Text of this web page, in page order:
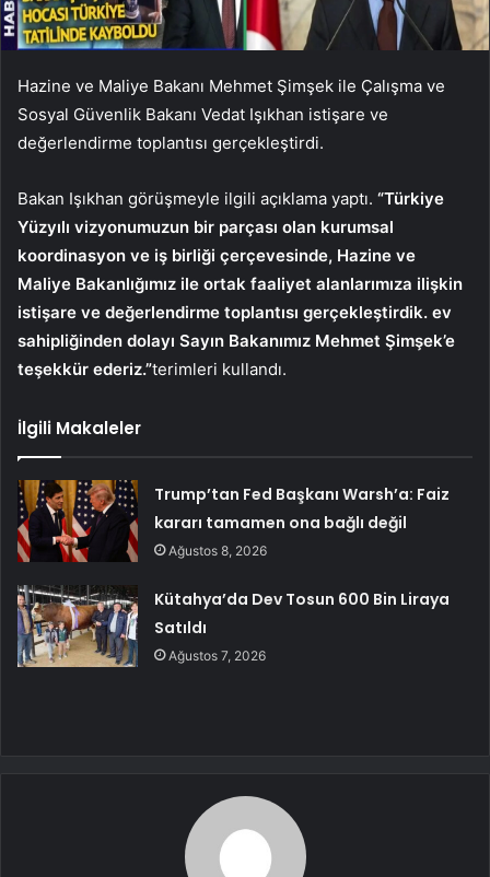
Hazine ve Maliye Bakanı Mehmet Şimşek ile Çalışma ve
Sosyal Güvenlik Bakanı Vedat Işıkhan istişare ve
değerlendirme toplantısı gerçekleştirdi.
Bakan Işıkhan görüşmeyle ilgili açıklama yaptı. “Türkiye
Yüzyılı vizyonumuzun bir parçası olan kurumsal
koordinasyon ve iş birliği çerçevesinde, Hazine ve
Maliye Bakanlığımız ile ortak faaliyet alanlarımıza ilişkin
istişare ve değerlendirme toplantısı gerçekleştirdik. ev
sahipliğinden dolayı Sayın Bakanımız Mehmet Şimşek’e
teşekkür ederiz.”terimleri kullandı.
İlgili Makaleler
Trump’tan Fed Başkanı Warsh’a: Faiz
kararı tamamen ona bağlı değil
Ağustos 8, 2026
Kütahya’da Dev Tosun 600 Bin Liraya
Satıldı
Ağustos 7, 2026